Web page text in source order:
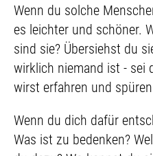
Wenn du solche
es leichter und schöner.
sind sie? Übersiehst du
wirklich niemand ist - sei
wirst erfahren und
Wenn du dich dafür
Was ist zu bedenken?